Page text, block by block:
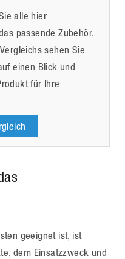
alle hier
passende Zubehör.
sehen Sie
einen Blick und
für Ihre
geeignet ist, ist
dem Einsatzzweck und